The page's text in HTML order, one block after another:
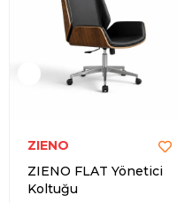
ZIENO
ZIENO FLAT Yönetici
Koltuğu